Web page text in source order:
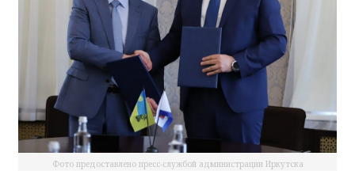
Фото предоставлено пресс-службой администрации Иркутска